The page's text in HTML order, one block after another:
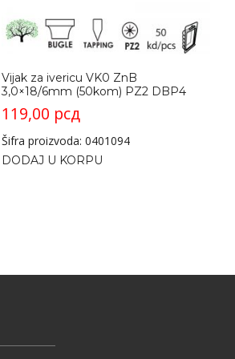
Vijak za ivericu VK0 ZnB
3,0×18/6mm (50kom) PZ2 DBP4
119,00 рсд
Šifra proizvoda: 0401094
DODAJ U KORPU